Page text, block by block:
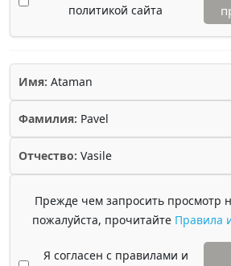
политикой сайта
Имя: Ataman
Фамилия: Pavel
Отчество: Vasile
Прежде чем запросить просмотр
пожалуйста, прочитайте Правила
Я согласен с правилами и